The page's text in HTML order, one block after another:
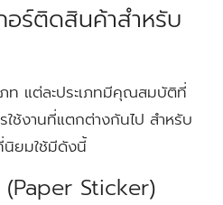
อร์ติดสินค้าสำหรับ
ท แต่ละประเภทมีคุณสมบัติที่
ใช้งานที่แตกต่างกันไป สำหรับ
นิยมใช้มีดังนี้
(Paper Sticker)